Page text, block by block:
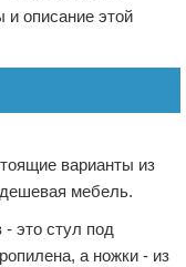
и описание этой
варианты из
мебель.
это стул под
а ножки - из